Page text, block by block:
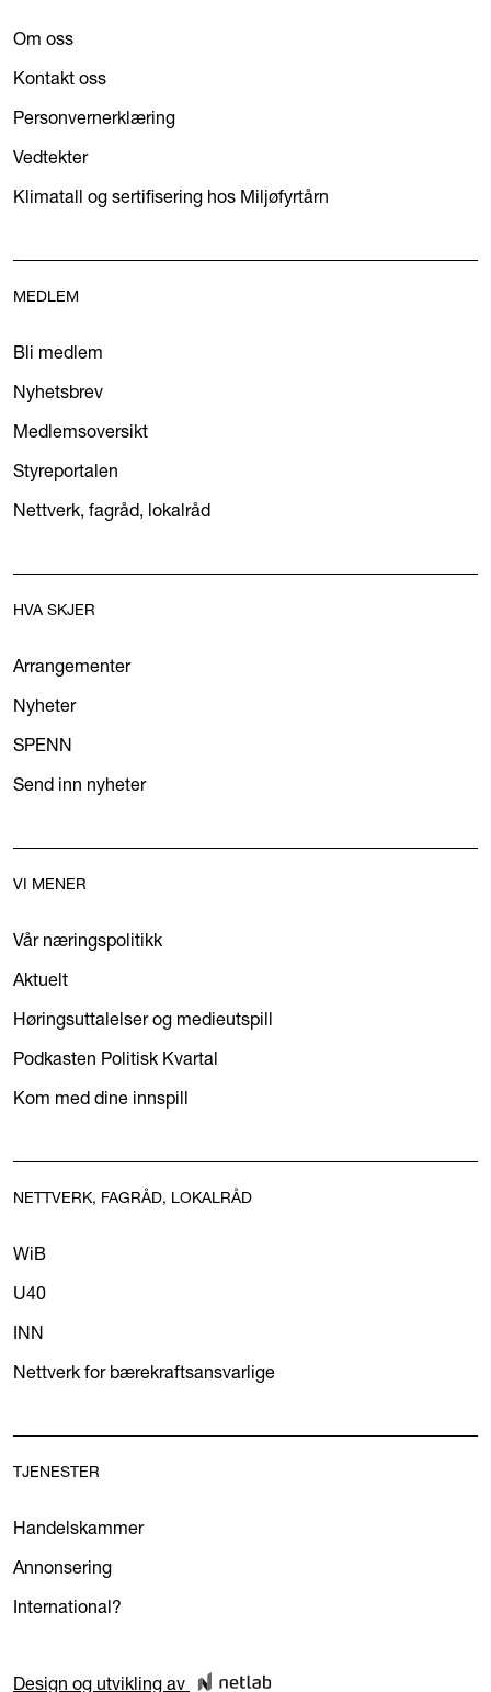
Om oss
Kontakt oss
Personvernerklæring
Vedtekter
Klimatall og sertifisering hos Miljøfyrtårn
MEDLEM
Bli medlem
Nyhetsbrev
Medlemsoversikt
Styreportalen
Nettverk, fagråd, lokalråd
HVA SKJER
Arrangementer
Nyheter
SPENN
Send inn nyheter
VI MENER
Vår næringspolitikk
Aktuelt
Høringsuttalelser og medieutspill
Podkasten Politisk Kvartal
Kom med dine innspill
NETTVERK, FAGRÅD, LOKALRÅD
WiB
U40
INN
Nettverk for bærekraftsansvarlige
TJENESTER
Handelskammer
Annonsering
International?
Design og utvikling av